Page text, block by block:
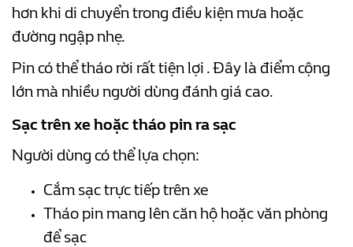
hơn khi di chuyển trong điều kiện mưa hoặc
đường ngập nhẹ.
Pin có thể tháo rời rất tiện lợi .Đây là điểm cộng
lớn mà nhiều người dùng đánh giá cao.
Sạc trên xe hoặc tháo pin ra sạc
Người dùng có thể lựa chọn:
Cắm sạc trực tiếp trên xe
Tháo pin mang lên căn hộ hoặc văn phòng
để sạc